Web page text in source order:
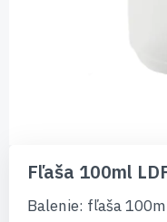
začiatok
galérie
obrázkov
Fľaša 100ml
Balenie: fľaša